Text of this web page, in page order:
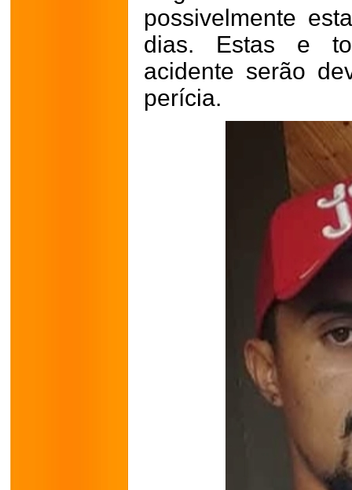
possivelmente
dias. Estas e
acidente serão
perícia.